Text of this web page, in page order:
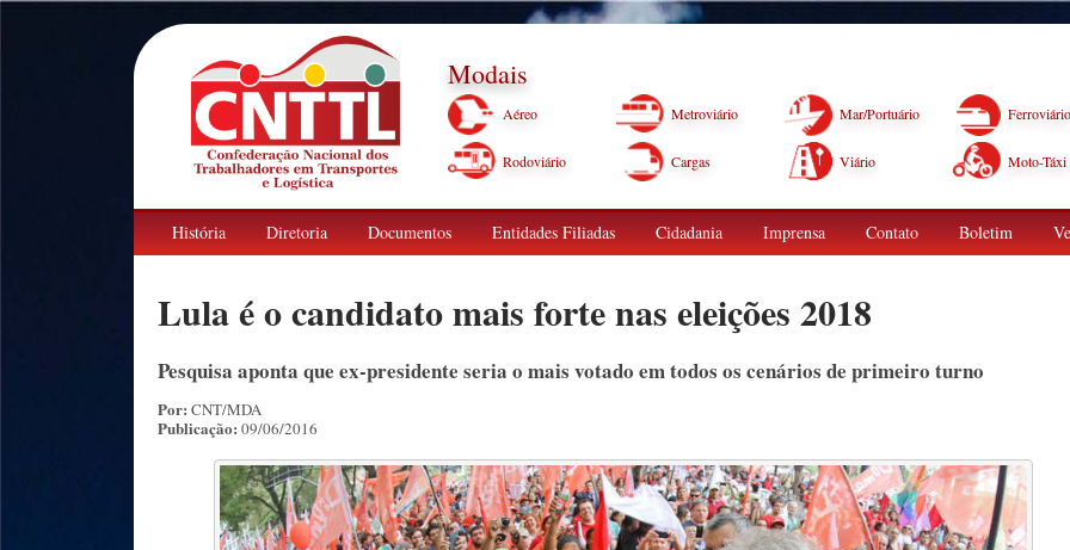
Modais
Aéreo Metroviário Mar/Portuário Ferroviário
Rodoviário Cargas Viário Moto-Táxi
História Diretoria Documentos Entidades Filiadas Cidadania Imprensa Contato Boletim
Lula é o candidato mais forte nas eleições 2018
Pesquisa aponta que ex-presidente seria o mais votado em todos os cenários de primeiro turno
Por: CNT/MDA
Publicação: 09/06/2016